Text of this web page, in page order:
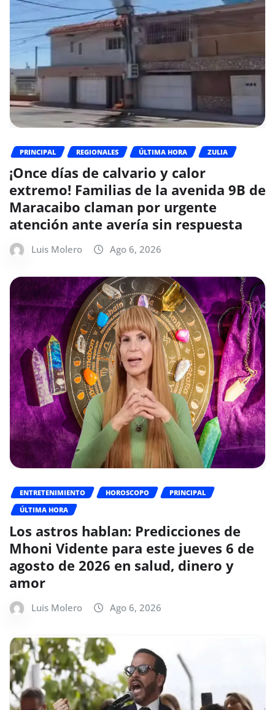
PRINCIPAL REGIONALES ÚLTIMA HORA ZULIA
¡Once días de calvario y calor
extremo! Familias de la avenida 9B de
Maracaibo claman por urgente
atención ante avería sin respuesta
Luis Molero Ago 6, 2026
ENTRETENIMIENTO HOROSCOPO
PRINCIPAL
ÚLTIMA HORA
Los astros hablan: Predicciones de
Mhoni Vidente para este jueves 6 de
agosto de 2026 en salud, dinero y
amor
Luis Molero Ago 6, 2026